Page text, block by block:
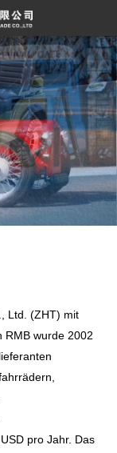
Ltd. (ZHT) mit
RMB wurde 2002
pro Jahr. Das